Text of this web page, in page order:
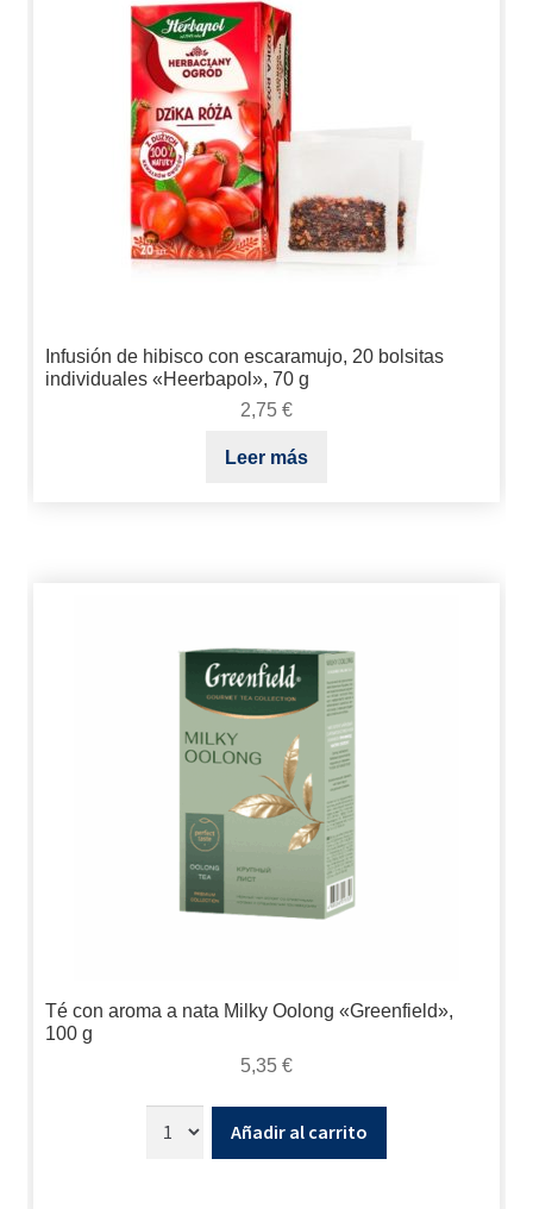
Infusión de hibisco con escaramujo, 20 bolsitas
individuales «Heerbapol», 70 g
2,75 €
Leer más
Té con aroma a nata Milky Oolong «Greenfield»,
100 g
5,35 €
Añadir al carrito